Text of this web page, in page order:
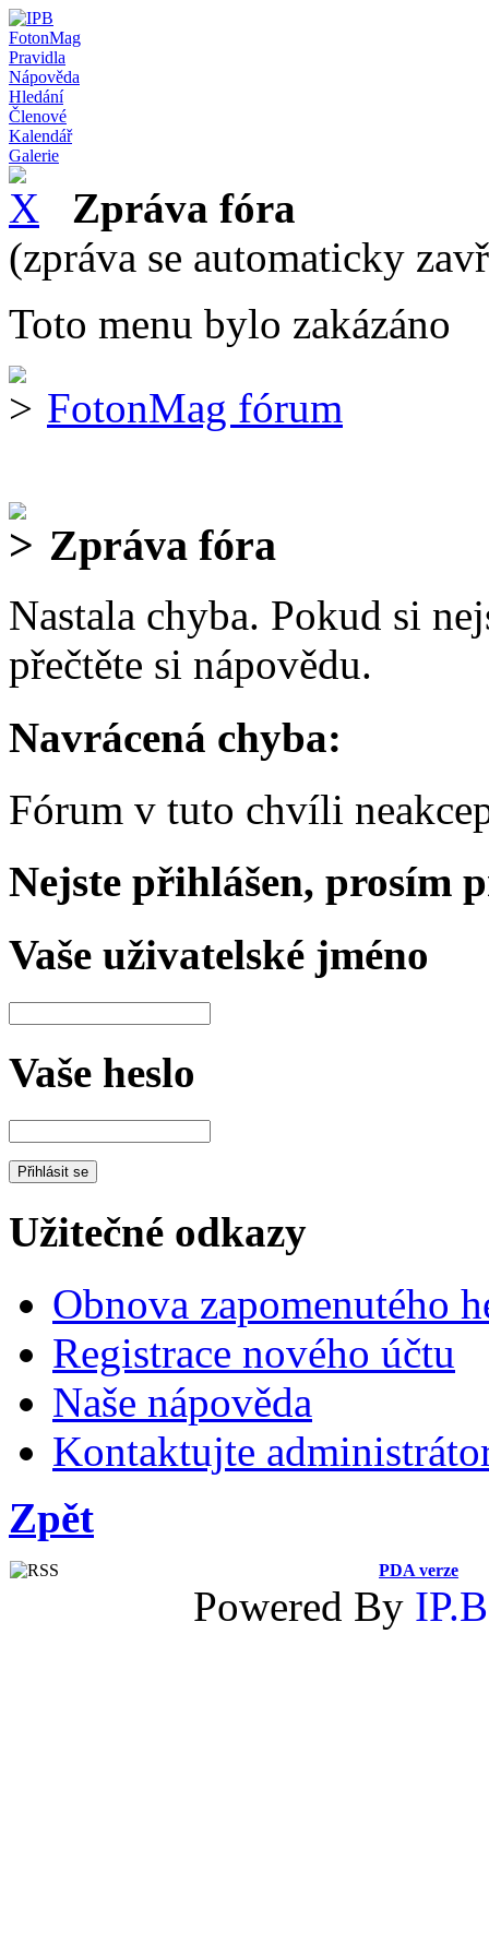
FotonMag
Pravidla
Nápověda
Hledání
Členové
Kalendář
Galerie
Zpráva fóra
(zpráva se automaticky
Toto menu bylo zakázáno
FotonMag fórum
Zpráva fóra
Nastala chyba. Pokud si
přečtěte si nápovědu.
Navrácená chyba:
Fórum v tuto chvíli
Nejste přihlášen, prosím
Vaše uživatelské jméno
Vaše heslo
Užitečné odkazy
Obnova zapomenutého
Registrace nového účtu
Naše nápověda
Kontaktujte
Zpět
PDA verze
Powered By